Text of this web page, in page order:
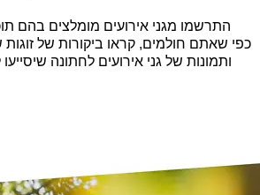
התרשמו מגני אירועים מומלצים בהם
כפי שאתם חולמים, קראו ביקורות של
ותמונות של גני אירועים לחתונה